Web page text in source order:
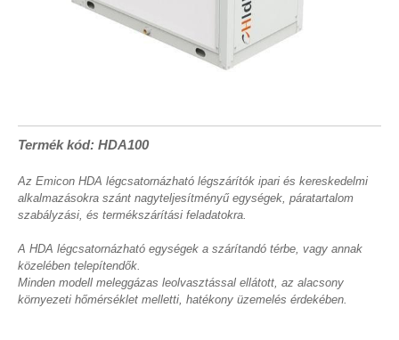
Termék kód: HDA100
Az Emicon HDA légcsatornázható légszárítók ipari és kereskedelmi
alkalmazásokra szánt nagyteljesítményű egységek, páratartalom
szabályzási, és termékszárítási feladatokra.
A HDA légcsatornázható egységek a szárítandó térbe, vagy annak
közelében telepítendők.
Minden modell meleggázas leolvasztással ellátott, az alacsony
környezeti hőmérséklet melletti, hatékony üzemelés érdekében.